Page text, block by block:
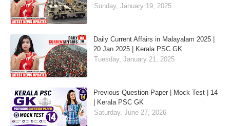
Sunday, January 19, 2025
Daily Current Affairs in Malayalam 2025 |
20 Jan 2025 | Kerala PSC GK
Tuesday, January 21, 2025
Previous Question Paper | Mock Test | 14
| Kerala PSC GK
Saturday, June 27, 2026